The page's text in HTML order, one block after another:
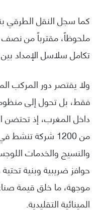
كما سجل النقل الطرقي
ملحوظاً، مقترباً من نصف
تكامل سلاسل الإمداد
ولا يقتصر دور المركب
فقط، بل تحول إلى
داخل المغرب، إذ تحتضن
من 1200 شركة
والنسيج والخدمات
حوافز ضريبية وبنية
موجهة، ما خلق قيمة
المينائية التقليدية.